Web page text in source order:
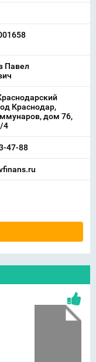
Павел
Краснодар,
дом 76,
4
47-88